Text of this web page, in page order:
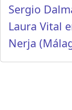
Sergio
Laura Vital
Nerja